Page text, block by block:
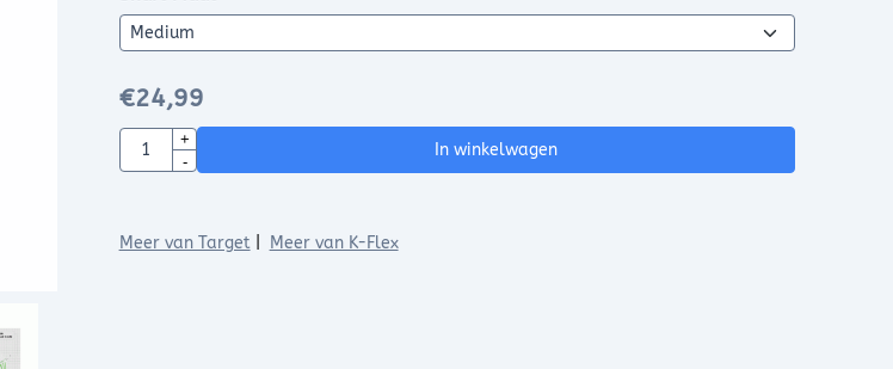
€24,99
Aantal
+
-
In winkelwagen
Meer van Target| Meer van K-Flex